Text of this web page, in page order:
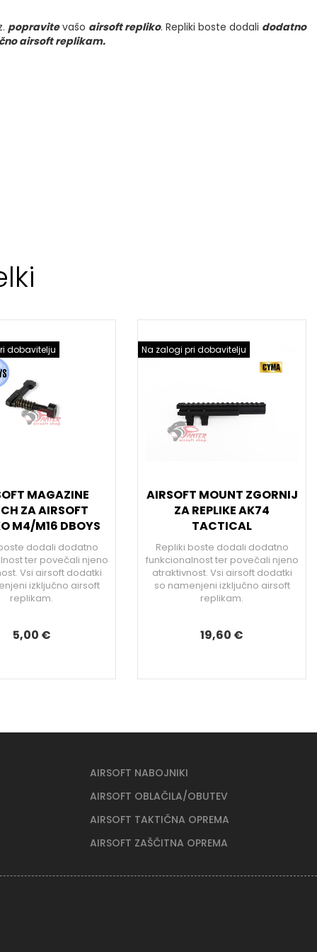
popravitevašo airsoft repliko. Repliki boste dodali dodatno
airsoft replikam.
dobavitelju
MAGAZINE
ZA AIRSOFT
M4/M16 DBOYS
dodali dodatno
ter povečali njeno
Vsi airsoft dodatki
izključno airsoft
replikam.
5,00 €
Na zalogi pri dobavitelju
AIRSOFT MOUNT ZGORNIJ
ZA REPLIKE AK74
TACTICAL
Repliki boste dodali dodatno
funkcionalnost ter povečali njeno
atraktivnost. Vsi airsoft dodatki
so namenjeni izključno airsoft
replikam.
19,60 €
AIRSOFT NABOJNIKI
AIRSOFT OBLAČILA/OBUTEV
AIRSOFT TAKTIČNA OPREMA
AIRSOFT ZAŠČITNA OPREMA